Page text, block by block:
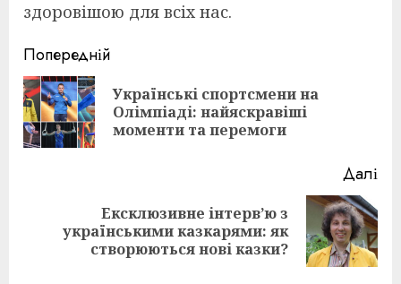
здоровішою для всіх нас.
Continue
Reading
Попередній
Українські спортсмени на
Олімпіаді: найяскравіші
моменти та перемоги
Далі
Наступна
публікація:
Ексклюзивне інтерв’ю з
українськими казкарями: як
створюються нові казки?